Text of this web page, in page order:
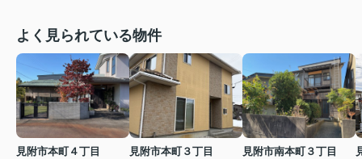
よく見られている物件
見附市本町４丁目
見附市本町３丁目
見附市南本町３丁目